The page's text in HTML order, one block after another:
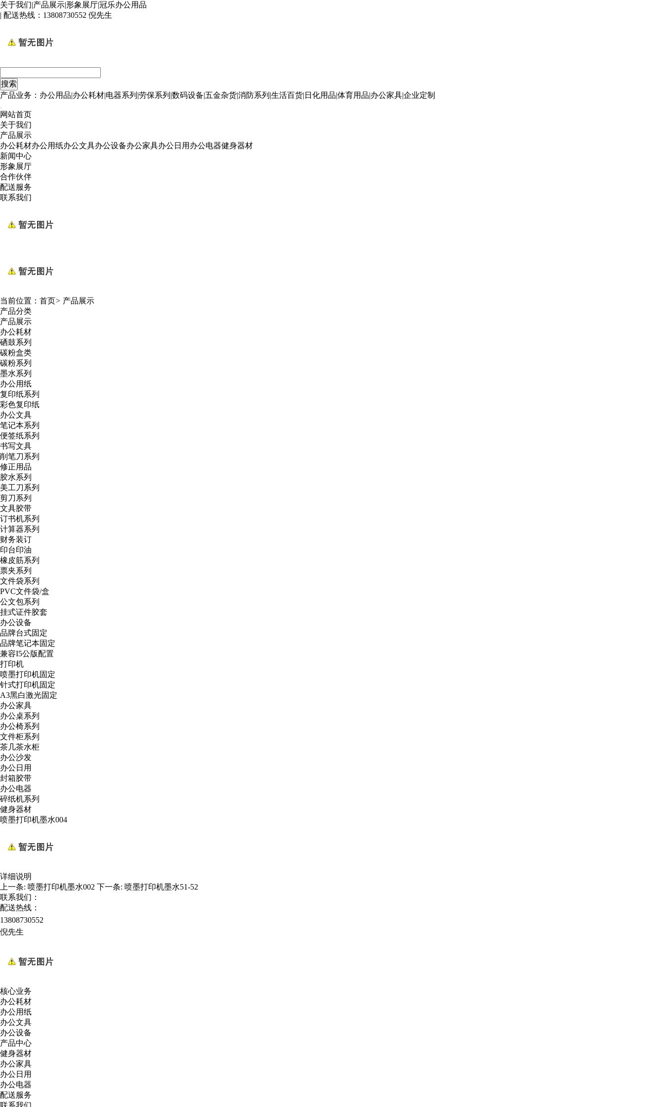
关于我们|产品展示|形象展厅|冠乐办公用品
| 配送热线： 13808730552 倪先生
产品业务：办公用品|办公耗材|电器系列|劳保系列|数码设备|五金杂货|消防系列|生活百货|日化用品|体育用品|办公家具|企业定制
网站首页
关于我们
产品展示
办公耗材办公用纸办公文具办公设备办公家具办公日用 办公电器健身器材
新闻中心
形象展厅
合作伙伴
配送服务
联系我们
当前位置： 首页> 产品展示
产品分类
产品展示
办公耗材
硒鼓系列
碳粉盒类
碳粉系列
墨水系列
办公用纸
复印纸系列
彩色复印纸
办公文具
笔记本系列
便签纸系列
书写文具
削笔刀系列
修正用品
胶水系列
美工刀系列
剪刀系列
文具胶带
订书机系列
计算器系列
财务装订
印台印油
橡皮筋系列
票夹系列
文件袋系列
PVC文件袋/盒
公文包系列
挂式证件胶套
办公设备
品牌台式固定
品牌笔记本固定
兼容I5公版配置
打印机
喷墨打印机固定
针式打印机固定
A3黑白激光固定
办公家具
办公桌系列
办公椅系列
文件柜系列
茶几茶水柜
办公沙发
办公日用
封箱胶带
办公电器
碎纸机系列
健身器材
喷墨打印机墨水004
详细说明
上一条: 喷墨打印机墨水002 下一条: 喷墨打印机墨水51-52
联系我们：
配送热线：
13808730552
倪先生
核心业务
办公耗材
办公用纸
办公文具
办公设备
产品中心
健身器材
办公家具
办公日用
办公电器
配送服务
联系我们